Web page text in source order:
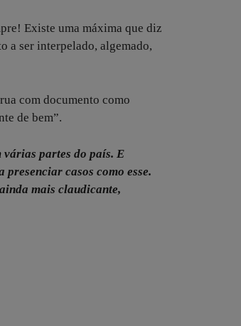
Existe uma máxima que diz
a ser interpelado, algemado,
com documento como
de bem”.
partes do país. E
casos como esse.
mais claudicante,